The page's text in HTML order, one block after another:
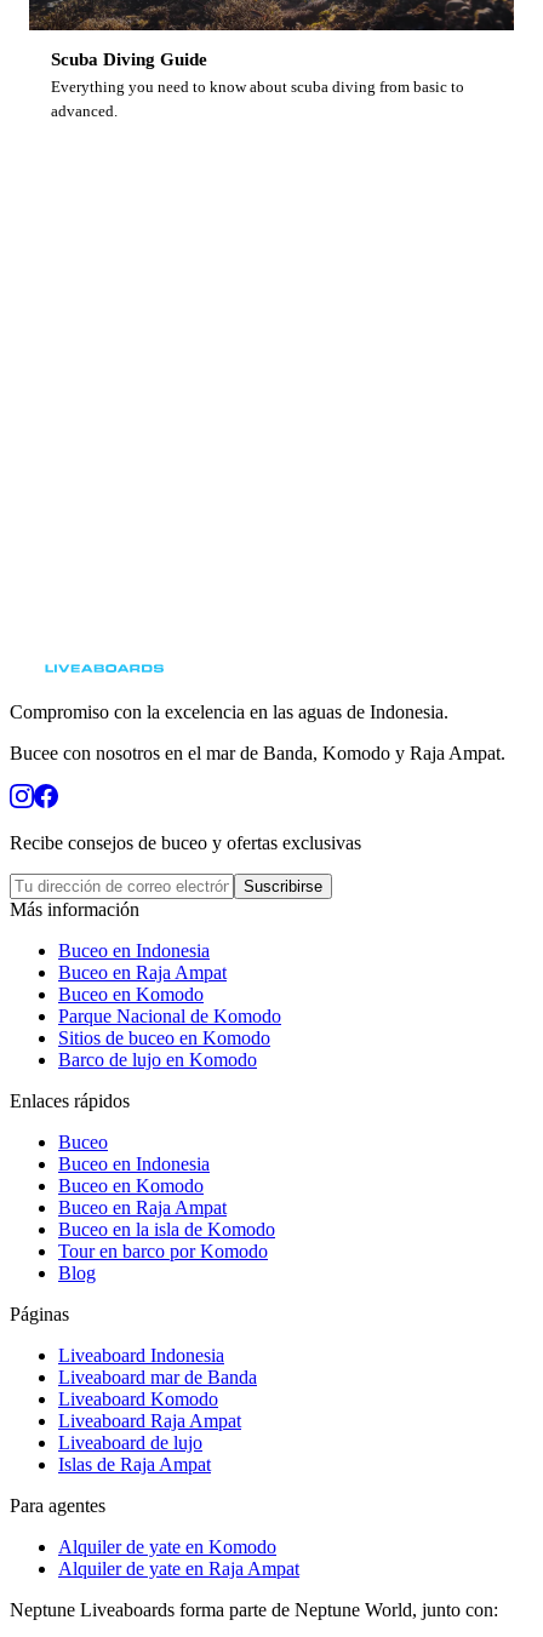
Scuba Diving Guide
Everything you need to know about scuba diving from basic to
advanced.
Compromiso con la excelencia en las aguas de Indonesia.
Bucee con nosotros en el mar de Banda, Komodo y Raja Ampat.
Recibe consejos de buceo y ofertas exclusivas
Suscribirse
Más información
Buceo en Indonesia
Buceo en Raja Ampat
Buceo en Komodo
Parque Nacional de Komodo
Sitios de buceo en Komodo
Barco de lujo en Komodo
Enlaces rápidos
Buceo
Buceo en Indonesia
Buceo en Komodo
Buceo en Raja Ampat
Buceo en la isla de Komodo
Tour en barco por Komodo
Blog
Páginas
Liveaboard Indonesia
Liveaboard mar de Banda
Liveaboard Komodo
Liveaboard Raja Ampat
Liveaboard de lujo
Islas de Raja Ampat
Para agentes
Alquiler de yate en Komodo
Alquiler de yate en Raja Ampat
Neptune Liveaboards forma parte de Neptune World, junto con: